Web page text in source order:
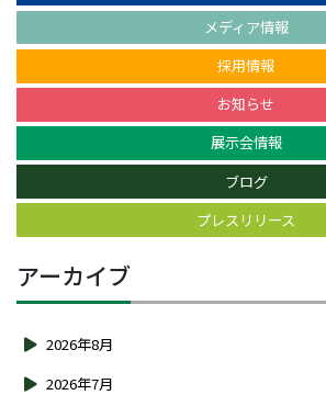
メディア情報
採用情報
お知らせ
展示会情報
ブログ
プレスリリース
アーカイブ
2026年8月
2026年7月